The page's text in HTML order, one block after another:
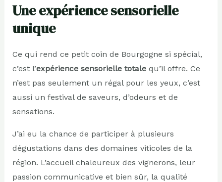
Une expérience sensorielle
unique
Ce qui rend ce petit coin de Bourgogne si spécial,
c’est l’expérience sensorielle totalequ’il offre. Ce
n’est pas seulement un régal pour les yeux, c’est
aussi un festival de saveurs, d’odeurs et de
sensations.
J’ai eu la chance de participer à plusieurs
dégustations dans des domaines viticoles de la
région. L’accueil chaleureux des vignerons, leur
passion communicative et bien sûr, la qualité